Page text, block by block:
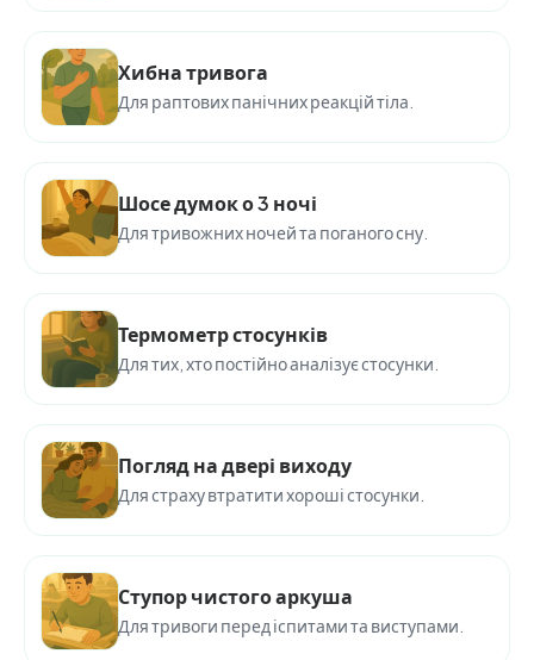
Хибна тривога
Для раптових панічних реакцій тіла.
Шосе думок о 3 ночі
Для тривожних ночей та поганого сну.
Термометр стосунків
Для тих, хто постійно аналізує стосунки.
Погляд на двері виходу
Для страху втратити хороші стосунки.
Ступор чистого аркуша
Для тривоги перед іспитами та виступами.